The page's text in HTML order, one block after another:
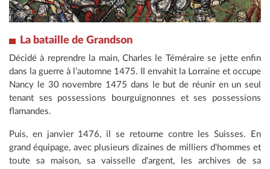
La bataille de Grandson
Décidé à reprendre la main, Charles le Téméraire se jette enfin
dans la guerre à l’automne 1475. Il envahit la Lorraine et occupe
Nancy le 30 novembre 1475 dans le but de réunir en un seul
tenant ses possessions bourguignonnes et ses possessions
flamandes.
Puis, en janvier 1476, il se retourne contre les Suisses. En
grand équipage, avec plusieurs dizaines de milliers d'hommes et
toute sa maison, sa vaisselle d'argent, les archives de sa